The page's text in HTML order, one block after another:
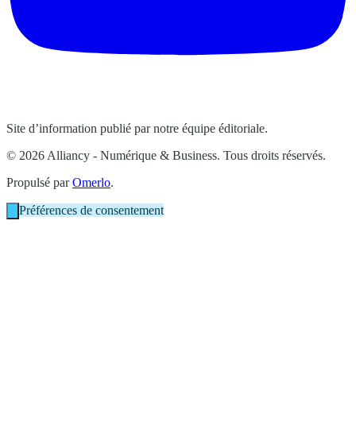
Site d’information publié par notre équipe éditoriale.
© 2026 Alliancy - Numérique & Business. Tous droits réservés.
Propulsé parOmerlo.
Préférences de consentement